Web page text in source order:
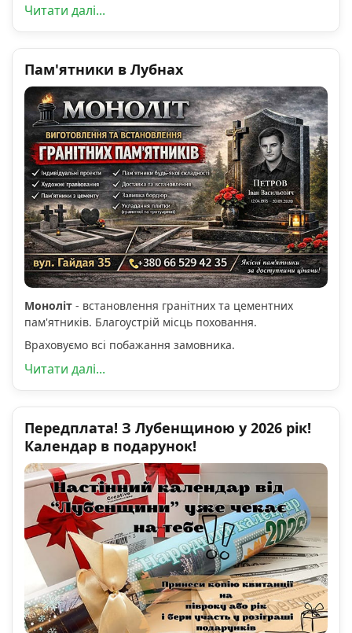
Читати далі...
Пам'ятники в Лубнах
Моноліт - встановлення гранітних та цементних
пам'ятників. Благоустрій місць поховання.
Враховуємо всі побажання замовника.
Читати далі...
Передплата! З Лубенщиною у 2026 рік!
Календар в подарунок!